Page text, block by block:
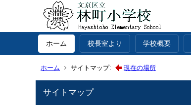
ホーム 校長室より 学校概要
ホーム サイトマップ: 現在の場所
サイトマップ